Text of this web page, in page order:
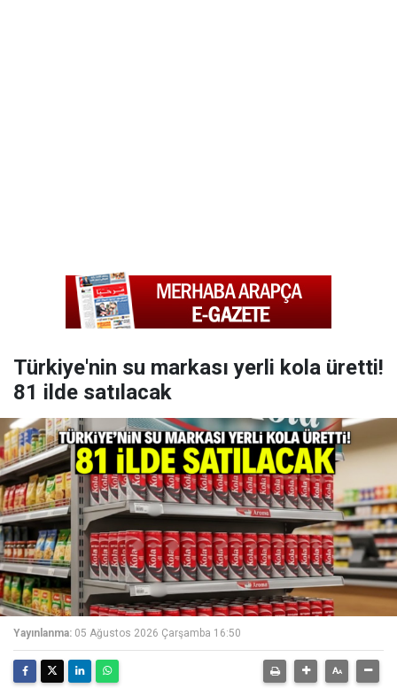
Türkiye'nin su markası yerli kola üretti!
81 ilde satılacak
Yayınlanma: 05 Ağustos 2026 Çarşamba 16:50